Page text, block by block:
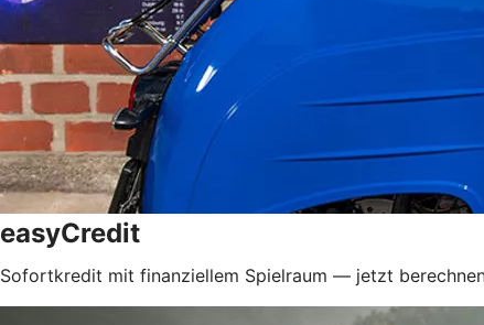
easyCredit
Sofortkredit mit finanziellem Spielraum — jetzt